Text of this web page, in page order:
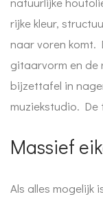
rijke kleur,
naar voren komt.
gitaarvorm en de
bijzettafel in
muziekstudio. De
Massief
Als alles mogelijk